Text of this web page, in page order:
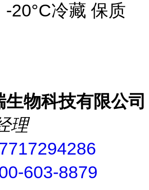
20°C冷藏 保质
物科技有限公司
理
603-8879